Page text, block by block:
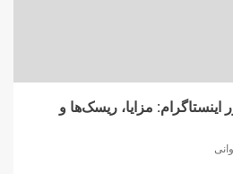
اینستاگرام: مزایا، ریسک‌ها و